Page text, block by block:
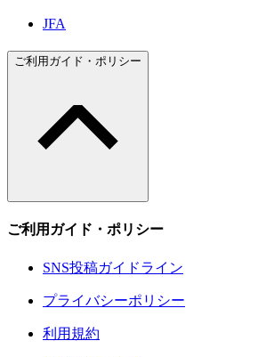
JFA
ご利用ガイド・ポリシー
ご利用ガイド・ポリシー
SNS投稿ガイドライン
プライバシーポリシー
利用規約